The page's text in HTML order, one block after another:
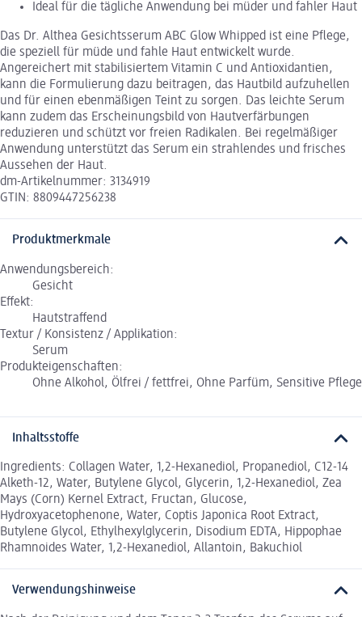
Ideal für die tägliche Anwendung bei müder und fahler Haut
Das Dr. Althea Gesichtsserum ABC Glow Whipped ist eine Pflege,
die speziell für müde und fahle Haut entwickelt wurde.
Angereichert mit stabilisiertem Vitamin C und Antioxidantien,
kann die Formulierung dazu beitragen, das Hautbild aufzuhellen
und für einen ebenmäßigen Teint zu sorgen. Das leichte Serum
kann zudem das Erscheinungsbild von Hautverfärbungen
reduzieren und schützt vor freien Radikalen. Bei regelmäßiger
Anwendung unterstützt das Serum ein strahlendes und frisches
Aussehen der Haut.
dm-Artikelnummer: 3134919
GTIN: 8809447256238
Produktmerkmale
Anwendungsbereich:
Gesicht
Effekt:
Hautstraffend
Textur / Konsistenz / Applikation:
Serum
Produkteigenschaften:
Ohne Alkohol, Ölfrei / fettfrei, Ohne Parfüm, Sensitive Pflege
Inhaltsstoffe
Ingredients: Collagen Water, 1,2-Hexanediol, Propanediol, C12-14
Alketh-12, Water, Butylene Glycol, Glycerin, 1,2-Hexanediol, Zea
Mays (Corn) Kernel Extract, Fructan, Glucose,
Hydroxyacetophenone, Water, Coptis Japonica Root Extract,
Butylene Glycol, Ethylhexylglycerin, Disodium EDTA, Hippophae
Rhamnoides Water, 1,2-Hexanediol, Allantoin, Bakuchiol
Verwendungshinweise